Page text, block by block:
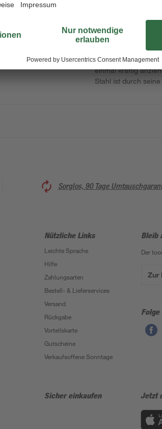
Setzen Sie auf
passt sich Ihrem
Teilgewinde
einmal kräftig
Stahl ist durch
Sorglos, 90 Tage
Nützliche Links
Leichte Sprache
Hilfe
Zahlungsarten
Bestell- & Lieferservices
Versand
Rückgabe
Vorteilskarte
Gutscheine
Verkaufsoffene Sonntage
Bleib
Der
Zur
Folge
Sicher einkaufen Jetzt